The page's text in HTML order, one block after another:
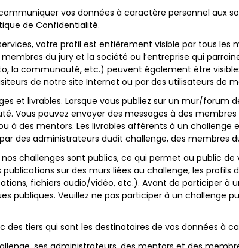
vos données à caractère personnel aux
de Confidentialité.
votre profil est entièrement visible par tous
du jury et la société ou l’entreprise qui
la communauté, etc.) peuvent également être
de notre site Internet ou par des utilisateurs de
et livrables. Lorsque vous publiez sur un mur/forum
Vous pouvez envoyer des messages à des membres
à des mentors. Les livrables afférents à un
des administrateurs dudit challenge, des membres
challenges sont publics, ce qui permet au public
sur des murs liées au challenge, les profils
fichiers audio/vidéo, etc.). Avant de participer à
publiques. Veuillez ne pas participer à un challenge
des tiers qui sont les destinataires de vos données à